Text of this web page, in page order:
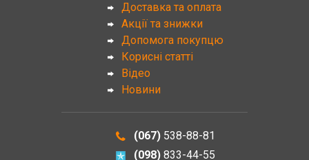
Доставка та оплата
Акції та знижки
Допомога покупцю
Корисні статті
Відео
Новини
(067) 538-88-81
(098) 833-44-55